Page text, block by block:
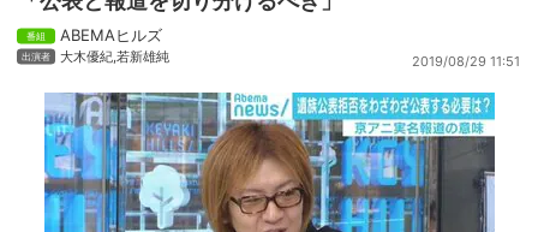
ABEMAヒルズ
大木優紀 若新雄純 2019/08/29 11:51